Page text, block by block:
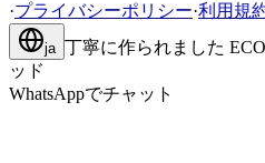
·プライバシーポリシー·利用規
ja 丁寧に作られました
ッド
WhatsAppでチャット